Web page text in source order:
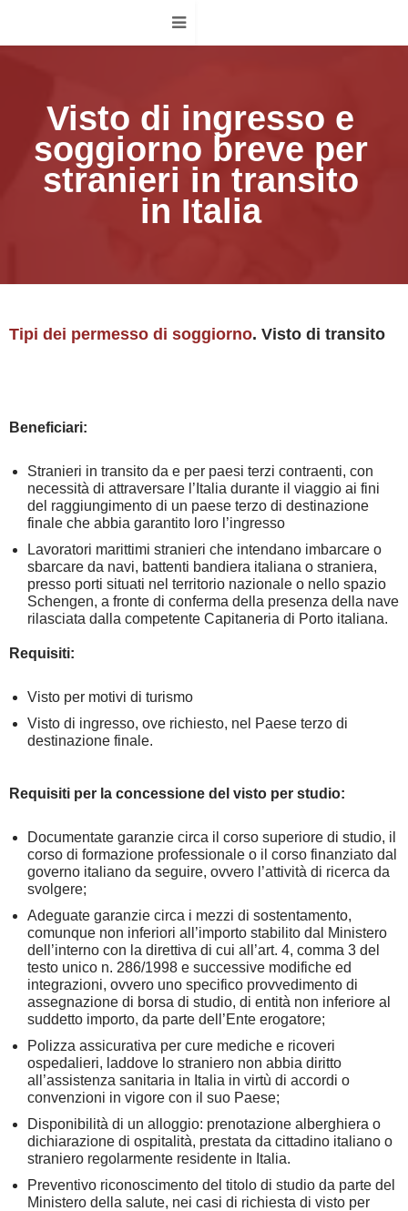
Visto di ingresso e
soggiorno breve per
stranieri in transito
in Italia
Tipi dei permesso di soggiorno. Visto di transito
Beneficiari:
Stranieri in transito da e per paesi terzi contraenti, con
necessità di attraversare l’Italia durante il viaggio ai fini
del raggiungimento di un paese terzo di destinazione
finale che abbia garantito loro l’ingresso
Lavoratori marittimi stranieri che intendano imbarcare o
sbarcare da navi, battenti bandiera italiana o straniera,
presso porti situati nel territorio nazionale o nello spazio
Schengen, a fronte di conferma della presenza della nave
rilasciata dalla competente Capitaneria di Porto italiana.
Requisiti:
Visto per motivi di turismo
Visto di ingresso, ove richiesto, nel Paese terzo di
destinazione finale.
Requisiti per la concessione del visto per studio:
Documentate garanzie circa il corso superiore di studio, il
corso di formazione professionale o il corso finanziato dal
governo italiano da seguire, ovvero l’attività di ricerca da
svolgere;
Adeguate garanzie circa i mezzi di sostentamento,
comunque non inferiori all’importo stabilito dal Ministero
dell’interno con la direttiva di cui all’art. 4, comma 3 del
testo unico n. 286/1998 e successive modifiche ed
integrazioni, ovvero uno specifico provvedimento di
assegnazione di borsa di studio, di entità non inferiore al
suddetto importo, da parte dell’Ente erogatore;
Polizza assicurativa per cure mediche e ricoveri
ospedalieri, laddove lo straniero non abbia diritto
all’assistenza sanitaria in Italia in virtù di accordi o
convenzioni in vigore con il suo Paese;
Disponibilità di un alloggio: prenotazione alberghiera o
dichiarazione di ospitalità, prestata da cittadino italiano o
straniero regolarmente residente in Italia.
Preventivo riconoscimento del titolo di studio da parte del
Ministero della salute, nei casi di richiesta di visto per